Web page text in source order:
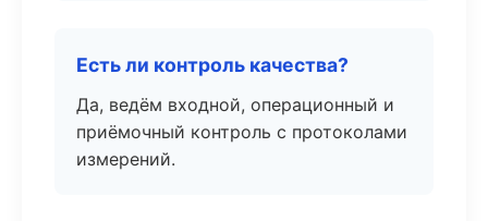
Есть ли контроль качества?
Да, ведём входной, операционный и
приёмочный контроль с протоколами
измерений.